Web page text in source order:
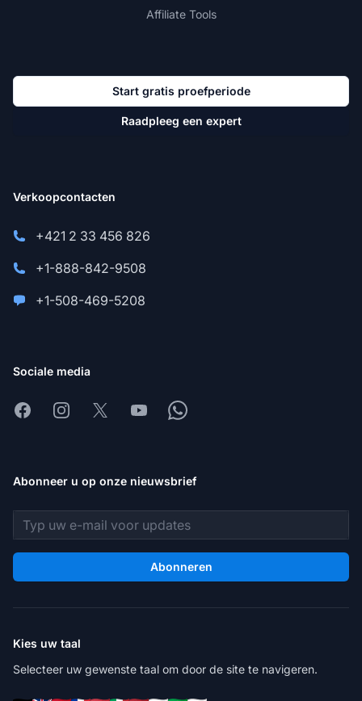
Affiliate Tools
Start gratis proefperiode
Raadpleeg een expert
Verkoopcontacten
+421 2 33 456 826
+1-888-842-9508
+1-508-469-5208
Sociale media
FacebookInstagram
X YoutubeWhatsapp
Abonneer u op onze nieuwsbrief
E-mailadres
Abonneren
Kies uw taal
Selecteer uw gewenste taal om door de site te navigeren.